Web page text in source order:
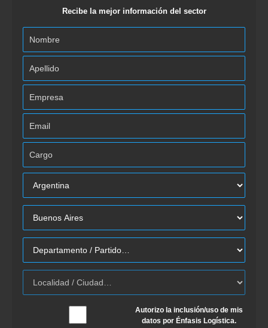
Recibe la mejor información del sector
Autorizo la inclusión/uso de mis
datos por Énfasis Logística.